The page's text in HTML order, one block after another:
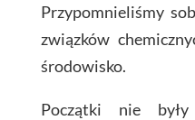
Przypomnieliśmy
związków
środowisko.
Początki nie